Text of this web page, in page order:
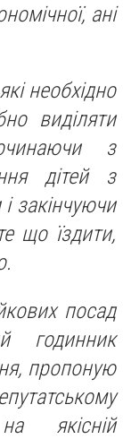
ані
необхідно
виділяти
з
дітей з
закінчуючи
що їздити,
посад
годинник
пропоную
якісній